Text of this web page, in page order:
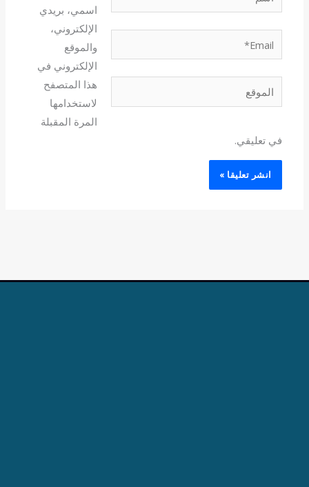
الموقع
اسمي، بريدي
الإلكتروني،
والموقع
الإلكتروني في
هذا المتصفح
لاستخدامها
المرة المقبلة
في تعليقي.